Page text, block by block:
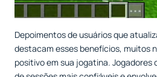
Depoimentos de usuários que
destacam esses benefícios, muitos
positivo em sua jogatina.